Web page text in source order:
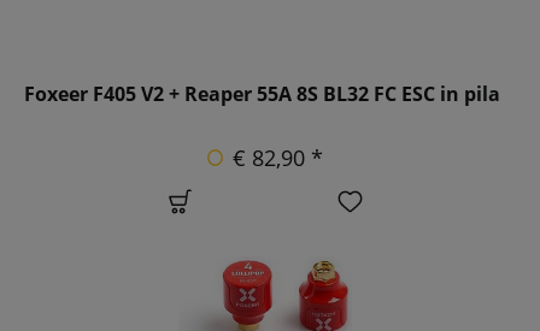
Foxeer F405 V2 + Reaper 55A 8S BL32 FC ESC in pila
€ 82,90 *